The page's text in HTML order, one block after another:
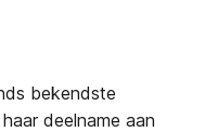
bekendste
deelname aan